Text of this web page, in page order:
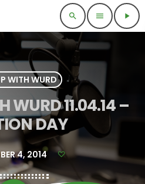
search menu play_arrow
WITH WURD
WURD 11.04.14 –
DAY
4, 2014